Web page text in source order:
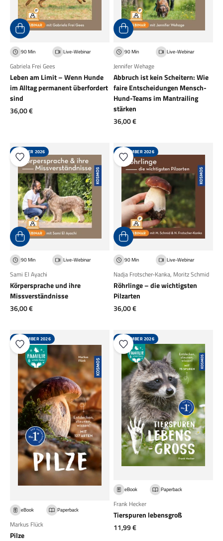
90 Min Live-Webinar
Gabriela Frei Gees
Leben am Limit – Wenn Hunde
im Alltag permanent überfordert
sind
Angebot
36,00 €
90 Min Live-Webinar
Jennifer Wehage
Abbruch ist kein Scheitern: Wie
faire Entscheidungen Mensch-
Hund-Teams im Mantrailing
stärken
Angebot
36,00 €
OKTOBER 2026
90 Min Live-Webinar
Sami El Ayachi
Körpersprache und ihre
Missverständnisse
Angebot
36,00 €
SEPTEMBER 2026
90 Min Live-Webinar
Nadja Frotscher-Kanka, Moritz Schmid
Röhrlinge – die wichtigsten
Pilzarten
Angebot
36,00 €
SEPTEMBER 2026
eBook Paperback
Markus Flück
Pilze
SEPTEMBER 2026
eBook Paperback
Frank Hecker
Tierspuren lebensgroß
Angebot
11,99 €